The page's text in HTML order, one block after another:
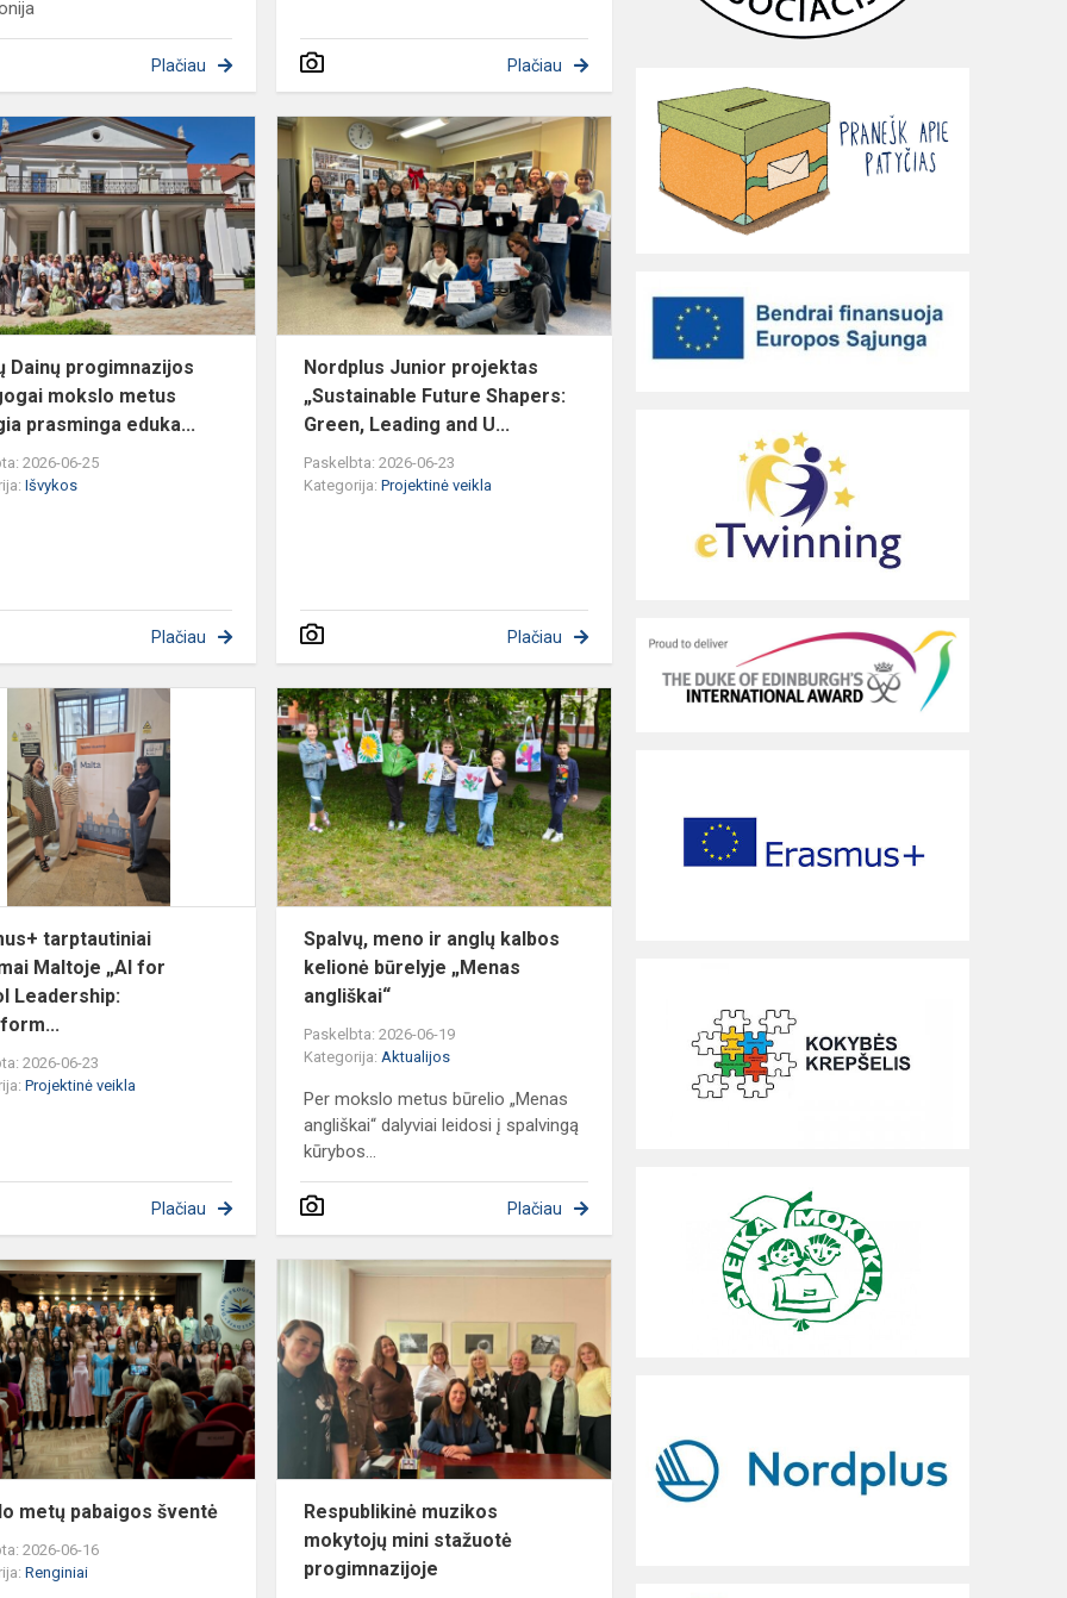
Plačiau Plačiau
Šiaulių
Dainų
progimnazijos
pedagogai
mokslo
metus
užbaigia...
Dainų progimnazijos
mokslo metus
prasminga eduka...
2026-06-25
Išvykos
Plačiau
Nordplus
Junior
projektas
„Sustainable
Future
Gree...
Nordplus Junior projektas
„Sustainable Future Shapers:
Green, Leading and U...
Paskelbta: 2026-06-23
Kategorija:Projektinė veikla
Plačiau
Erasmus+
tarptautiniai
mokymai
Maltoje
„AI
for
School
Leade...
tarptautiniai
Maltoje „AI for
Leadership:
2026-06-23
Projektinė veikla
Plačiau
Spalvų,
meno
ir
kalbos
kelionė
būrelyje
„Menas
Spalvų, meno ir anglų kalbos
kelionė būrelyje „Menas
angliškai“
Paskelbta: 2026-06-19
Kategorija:Aktualijos
Per mokslo metus būrelio „Menas
angliškai“ dalyviai leidosi į spalvingą
kūrybos...
Plačiau
Mokslo
metų
pabaigos
šventė
metų pabaigos šventė
2026-06-16
Renginiai
Respublikinė
stažuotė
progimnazijoje
Respublikinė muzikos
mokytojų mini stažuotė
progimnazijoje